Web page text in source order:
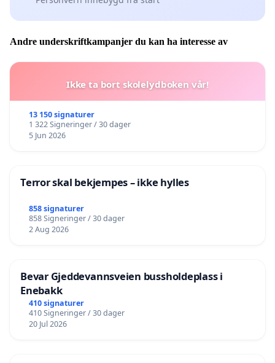
Andre underskriftkampanjer du kan ha interesse av
Ikke ta bort skolelydboken vår!
13 150 signaturer
1 322 Signeringer / 30 dager
5 Jun 2026
Terror skal bekjempes – ikke hylles
858 signaturer
858 Signeringer / 30 dager
2 Aug 2026
Bevar Gjeddevannsveien bussholdeplass i
Enebakk
410 signaturer
410 Signeringer / 30 dager
20 Jul 2026